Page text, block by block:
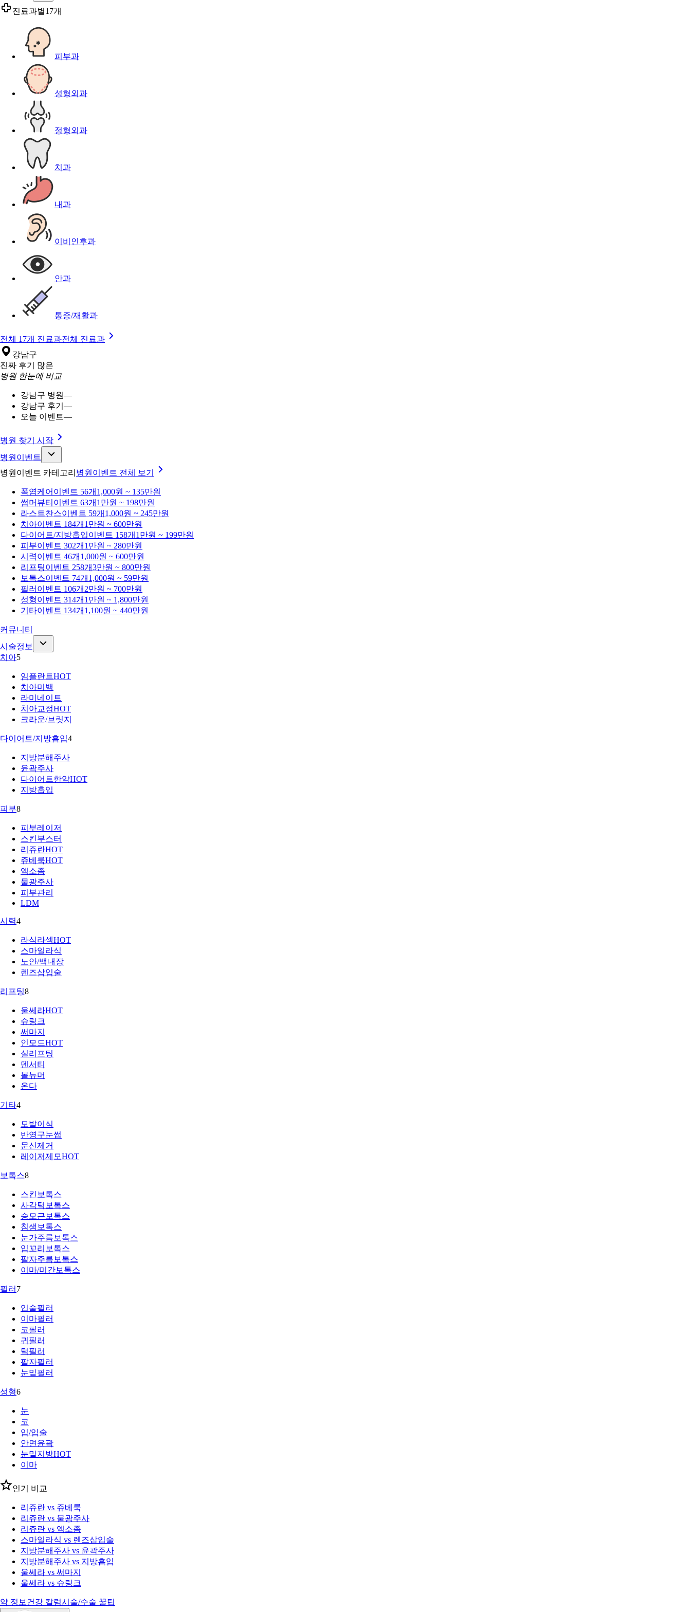
진료과별17개
피부과
성형외과
정형외과
치과
내과
이비인후과
안과
통증/재활과
전체 17개 진료과전체 진료과
강남구
진짜 후기 많은
병원 한눈에 비교
강남구 병원—
강남구 후기 —
오늘 이벤트—
병원 찾기 시작
병원이벤트
병원이벤트 카테고리 병원이벤트 전체 보기
폭염케어 이벤트 56개 1,000원 ~ 135만원
썸머뷰티 이벤트 63개 1만원 ~ 198만원
라스트찬스이벤트 59개 1,000원 ~ 245만원
치아이벤트 184개 1만원 ~ 600만원
다이어트/지방흡입이벤트 158개 1만원 ~ 199만원
피부이벤트 302개 1만원 ~ 280만원
시력이벤트 46개 1,000원 ~ 600만원
리프팅이벤트 258개3만원 ~ 800만원
보톡스이벤트 74개 1,000원 ~ 59만원
필러 이벤트 106개 2만원 ~ 700만원
성형이벤트 314개 1만원 ~ 1,800만원
기타이벤트 134개 1,100원 ~ 440만원
커뮤니티
시술정보
치아5
임플란트HOT
치아미백
라미네이트
치아교정HOT
크라운/브릿지
다이어트/지방흡입4
지방분해주사
윤곽주사
다이어트한약HOT
지방흡입
피부8
피부레이저
스킨부스터
리쥬란HOT
쥬베룩HOT
엑소좀
물광주사
피부관리
LDM
시력4
라식라섹HOT
스마일라식
노안/백내장
렌즈삽입술
리프팅8
울쎄라HOT
슈링크
써마지
인모드HOT
실리프팅
덴서티
볼뉴머
온다
기타4
모발이식
반영구눈썹
문신제거
레이저제모HOT
보톡스8
스킨보톡스
사각턱보톡스
승모근보톡스
침샘보톡스
눈가주름보톡스
입꼬리보톡스
팔자주름보톡스
이마/미간보톡스
필러 7
입술필러
이마필러
코필러
귀필러
턱필러
팔자필러
눈밑필러
성형6
눈
코
입/입술
안면윤곽
눈밑지방HOT
이마
인기 비교
리쥬란 vs 쥬베룩
리쥬란 vs 물광주사
리쥬란 vs 엑소좀
스마일라식 vs 렌즈삽입술
지방분해주사 vs 윤곽주사
지방분해주사 vs 지방흡입
울쎄라 vs 써마지
울쎄라 vs 슈링크
약 정보 건강 칼럼시술/수술 꿀팁